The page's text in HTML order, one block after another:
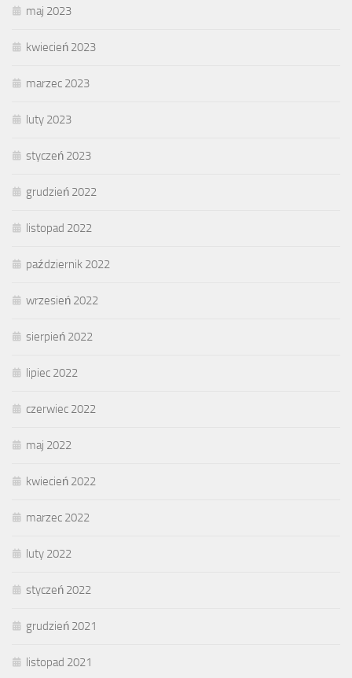
maj 2023
kwiecień 2023
marzec 2023
luty 2023
styczeń 2023
grudzień 2022
listopad 2022
październik 2022
wrzesień 2022
sierpień 2022
lipiec 2022
czerwiec 2022
maj 2022
kwiecień 2022
marzec 2022
luty 2022
styczeń 2022
grudzień 2021
listopad 2021